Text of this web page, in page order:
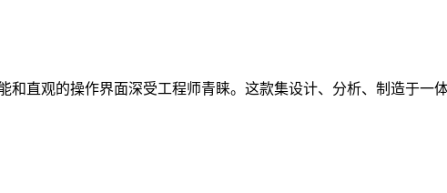
和直观的操作界面深受工程师青睐。这款集设计、分析、制造于一